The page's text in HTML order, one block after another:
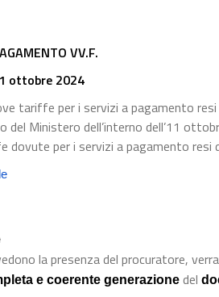
VV.F.
ottobre 2024
tariffe per i servizi a pagamento resi
del Ministero dell’interno dell’11
per i servizi a pagamento resi
la presenza del procuratore,
e coerente generazione del